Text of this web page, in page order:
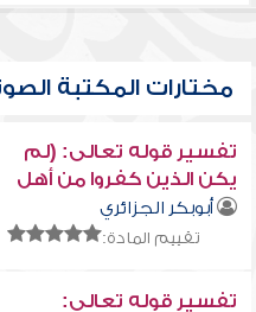
مختارات المكتبة
تفسير قوله تعالى: (لم
يكن الذين كفروا من أهل
الكتاب والمشركين
منفكين حتى تأتيهم
أبوبكر الجزائري
تقييم المادة:
تفسير قوله تعالى: